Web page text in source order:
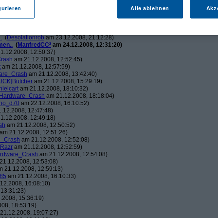
am 23.12.2008, 08:25:26)
(Desolationrob am 23.12.2008, 21:12:28)
(ManfredCC² am 24.12.2008, 12:31:20)
12:50:37)
am 21.12.2008, 12:52:45)
am 21.12.2008, 12:57:59)
am 21.12.2008, 13:42:40)
am 21.12.2008, 15:29:19)
am 21.12.2008, 18:10:32)
Hardware_Crash am 21.12.2008, 18:18:04)
am 22.12.2008, 16:10:52)
12:47:48)
12:49:18)
am 21.12.2008, 12:50:52)
am 21.12.2008, 12:51:26)
am 21.12.2008, 12:52:08)
am 21.12.2008, 12:52:59)
am 21.12.2008, 12:54:08)
12:53:08)
21.12.2008, 12:59:13)
am 21.12.2008, 16:10:33)
16:08:10)
15:36:19)
18:53:19)
19:07:27)
Alle ablehnen